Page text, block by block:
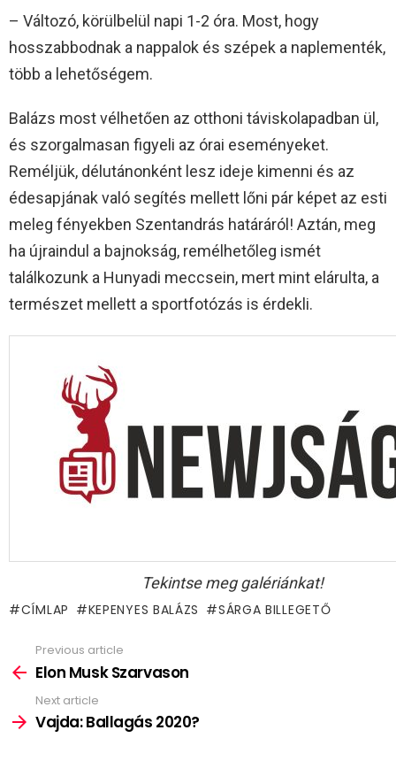
– Változó, körülbelül napi 1-2 óra. Most, hogy
hosszabbodnak a nappalok és szépek a naplementék,
több a lehetőségem.
Balázs most vélhetően az otthoni táviskolapadban ül,
és szorgalmasan figyeli az órai eseményeket.
Reméljük, délutánonként lesz ideje kimenni és az
édesapjának való segítés mellett lőni pár képet az esti
meleg fényekben Szentandrás határáról! Aztán, meg
ha újraindul a bajnokság, remélhetőleg ismét
találkozunk a Hunyadi meccsein, mert mint elárulta, a
természet mellett a sportfotózás is érdekli.
Tekintse meg galériánkat!
CÍMLAP KEPENYES BALÁZS SÁRGA BILLEGETŐ
more
Previous article
Elon Musk Szarvason
Next article
Vajda: Ballagás 2020?